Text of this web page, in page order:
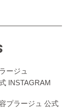
ージュ
INSTAGRAM
プラージュ 公式